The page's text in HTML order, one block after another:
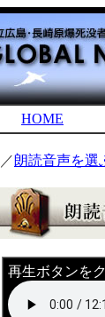
HOME
／朗読音声を選
再生ボタンを